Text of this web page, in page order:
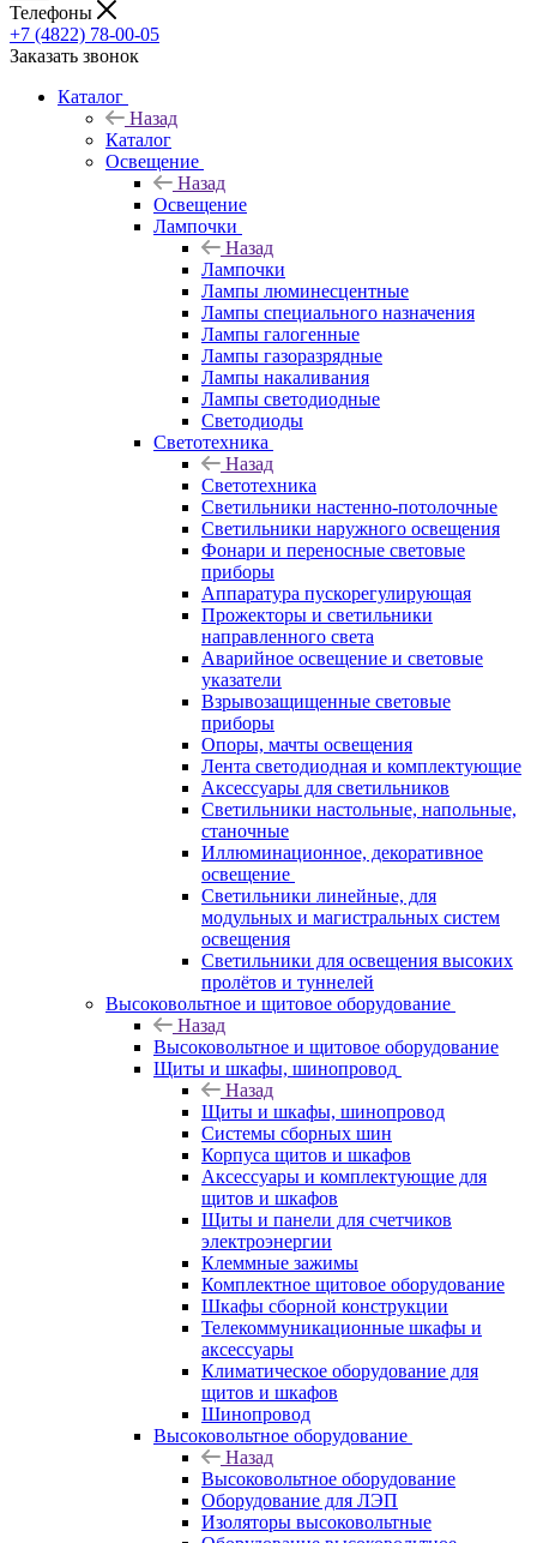
Телефоны
+7 (4822) 78-00-05
Заказать звонок
Каталог
Назад
Каталог
Освещение
Назад
Освещение
Лампочки
Назад
Лампочки
Лампы люминесцентные
Лампы специального назначения
Лампы галогенные
Лампы газоразрядные
Лампы накаливания
Лампы светодиодные
Светодиоды
Светотехника
Назад
Светотехника
Светильники настенно-потолочные
Светильники наружного освещения
Фонари и переносные световые
приборы
Аппаратура пускорегулирующая
Прожекторы и светильники
направленного света
Аварийное освещение и световые
указатели
Взрывозащищенные световые
приборы
Опоры, мачты освещения
Лента светодиодная и комплектующие
Аксессуары для светильников
Светильники настольные, напольные,
станочные
Иллюминационное, декоративное
освещение
Светильники линейные, для
модульных и магистральных систем
освещения
Светильники для освещения высоких
пролётов и туннелей
Высоковольтное и щитовое оборудование
Назад
Высоковольтное и щитовое оборудование
Щиты и шкафы, шинопровод
Назад
Щиты и шкафы, шинопровод
Системы сборных шин
Корпуса щитов и шкафов
Аксессуары и комплектующие для
щитов и шкафов
Щиты и панели для счетчиков
электроэнергии
Клеммные зажимы
Комплектное щитовое оборудование
Шкафы сборной конструкции
Телекоммуникационные шкафы и
аксессуары
Климатическое оборудование для
щитов и шкафов
Шинопровод
Высоковольтное оборудование
Назад
Высоковольтное оборудование
Оборудование для ЛЭП
Изоляторы высоковольтные